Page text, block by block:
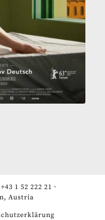
+43 1 52 222 21 ·
Austria